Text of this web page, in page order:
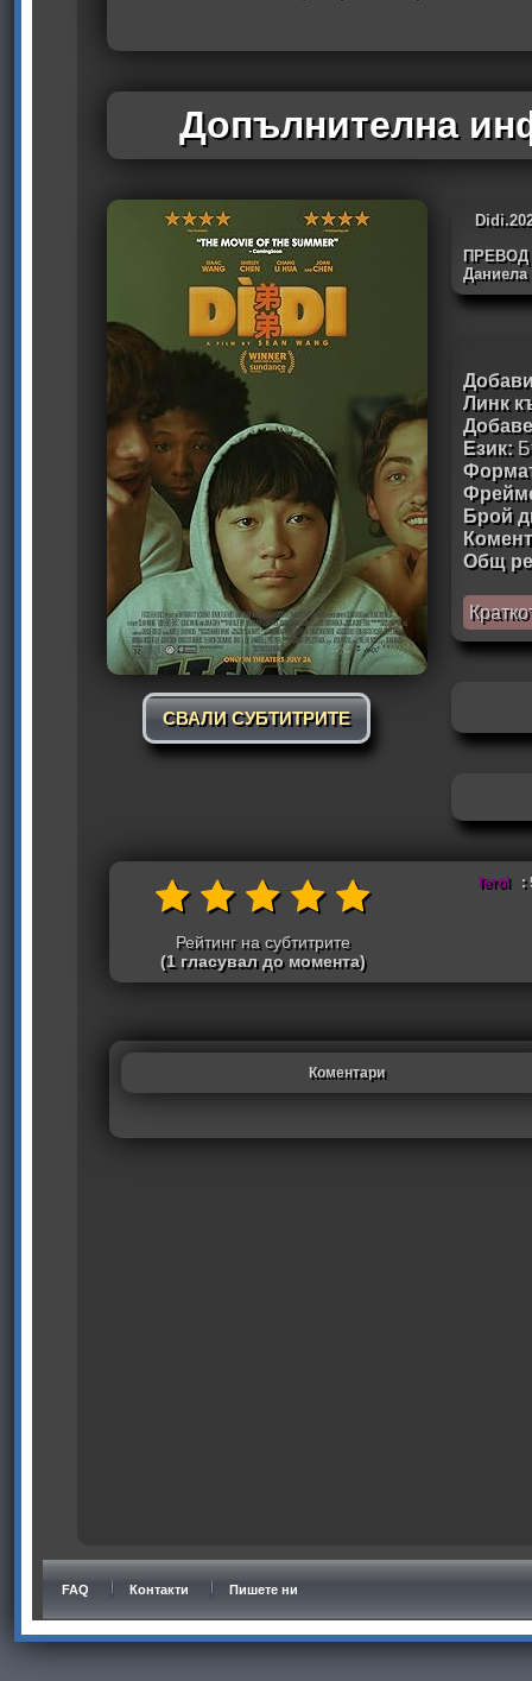
Допълнителна
СВАЛИ СУБТИТРИТЕ
ПРЕВОД
Даниела
Линк
Език:
Брой
Общ
Рейтинг на субтитрите
(1 гласувал до момента)
ferol :
Коментари
FAQ Контакти Пишете ни